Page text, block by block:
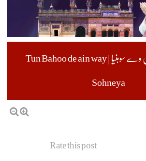
تُوں باھُوؒ دی عین وے سوہنیا | Tun Bahoo de ain way
Sohneya
Rate this post